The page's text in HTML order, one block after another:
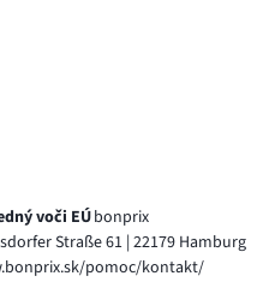
voči EÚbonprix
Straße 61 | 22179 Hamburg
pomoc/kontakt/